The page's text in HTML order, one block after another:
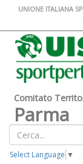
UNIONE ITALIANA
Comitato
Parma
Select Language ▼